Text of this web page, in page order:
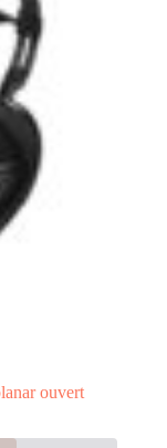
ouvert